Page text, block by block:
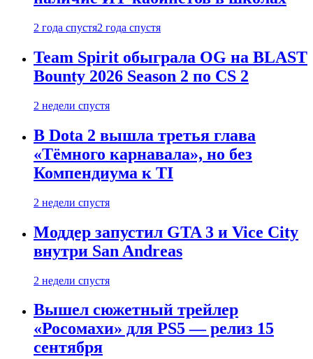
2 года спустя2 года спустя
Team Spirit обыграла OG на BLAST
Bounty 2026 Season 2 по CS 2
2 недели спустя
В Dota 2 вышла третья глава
«Тёмного карнавала», но без
Компендиума к TI
2 недели спустя
Моддер запустил GTA 3 и Vice City
внутри San Andreas
2 недели спустя
Вышел сюжетный трейлер
«Росомахи» для PS5 — релиз 15
сентября